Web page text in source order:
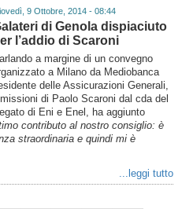
9 Ottobre, 2014 - 08:44
di Genola dispiaciuto
l’addio di Scaroni
a margine di un convegno
a Milano da Mediobanca
delle Assicurazioni Generali,
di Paolo Scaroni dal cda del
di Eni e Enel, ha aggiunto
contributo al nostro consiglio: è
straordinaria e quindi mi è
...leggi tutto